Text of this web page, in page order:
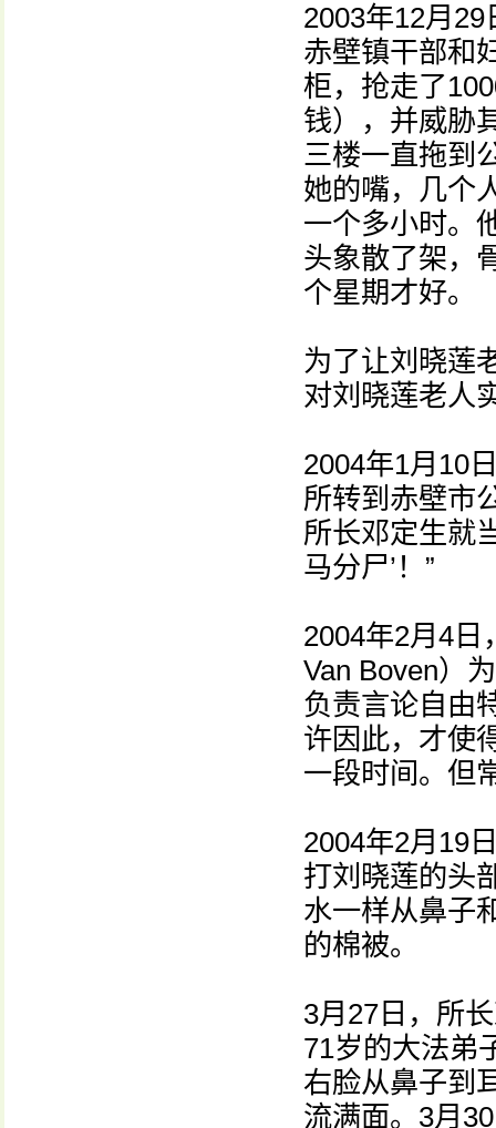
2003年12月29
赤壁镇干部和
柜，抢走了
钱），并威胁
三楼一直拖到
她的嘴，几个
一个多小时。
头象散了架，
个星期才好。
为了让刘晓莲
对刘晓莲老人
2004年1月10
所转到赤壁市
所长邓定生就
马分尸’！”
2004年2月4日
Van Boven）
负责言论自由
许因此，才使
一段时间。但
2004年2月19
打刘晓莲的头
水一样从鼻子
的棉被。
3月27日，所
71岁的大法弟
右脸从鼻子到
流满面。3月